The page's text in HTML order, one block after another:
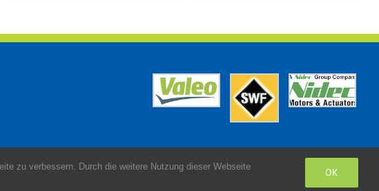
zu verbessern. Durch die weitere Nutzung dieser Webseite
OK